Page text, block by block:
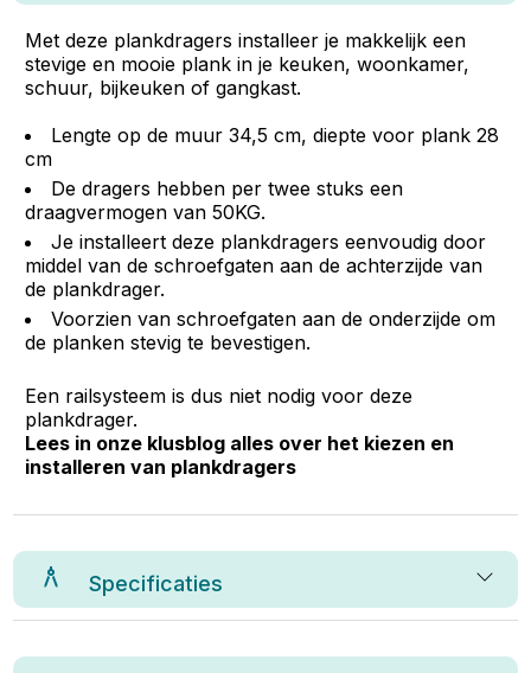
Met deze plankdragers installeer je makkelijk een
stevige en mooie plank in je keuken, woonkamer,
schuur, bijkeuken of gangkast.
Lengte op de muur 34,5 cm, diepte voor plank 28
cm
De dragers hebben per twee stuks een
draagvermogen van 50KG.
Je installeert deze plankdragers eenvoudig door
middel van de schroefgaten aan de achterzijde van
de plankdrager.
Voorzien van schroefgaten aan de onderzijde om
de planken stevig te bevestigen.
Een railsysteem is dus niet nodig voor deze
plankdrager.
Lees in onze klusblog alles over het kiezen en
installeren van plankdragers
Specificaties